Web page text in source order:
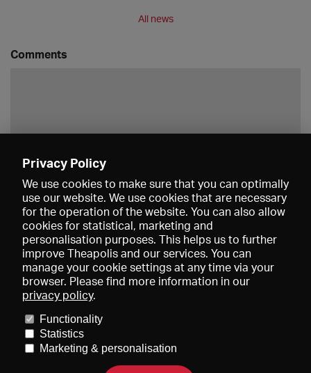
All news
Comments
About us
Imprint
Privacy Policy
We use cookies to make sure that you can optimally
use our website. We use cookies that are necessary
for the operation of the website. You can also allow
cookies for statistical, marketing and
personalisation purposes. This helps us to further
improve Theapolis and our services. You can
manage your cookie settings at any time via your
browser. Please find more information in our
privacy policy.
Functionality
Statistics
Marketing & personalisation